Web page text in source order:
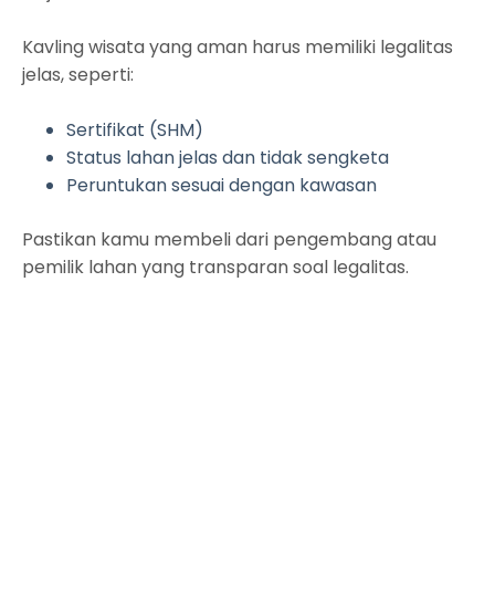
Kavling wisata yang aman harus memiliki legalitas
jelas, seperti:
Sertifikat (SHM)
Status lahan jelas dan tidak sengketa
Peruntukan sesuai dengan kawasan
Pastikan kamu membeli dari pengembang atau
pemilik lahan yang transparan soal legalitas.